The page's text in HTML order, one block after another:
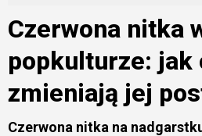
Czerwona nitka
popkulturze: jak
zmieniają jej
Czerwona nitka na